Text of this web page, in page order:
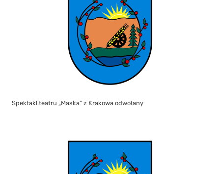
Spektakl teatru „Maska” z Krakowa odwołany